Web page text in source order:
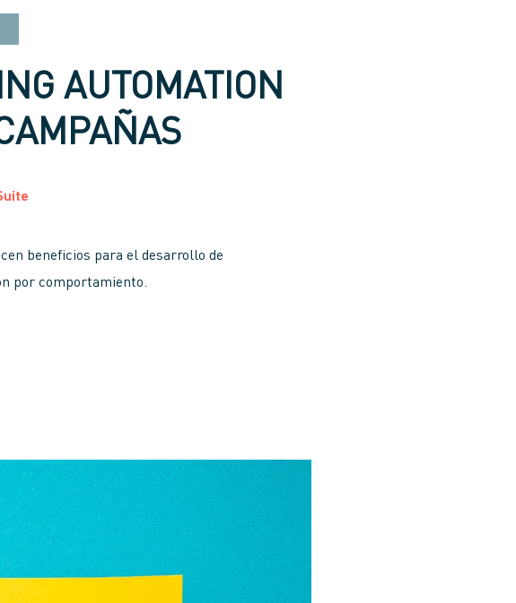
AUTOMATION
beneficios para el desarrollo de
por comportamiento.